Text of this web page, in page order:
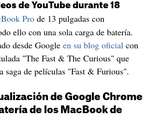
de YouTube durante 18
Prode 13 pulgadas con
ello con una sola carga de batería.
desde Google en su blog oficialcon
"The Fast & The Curious" que
saga de películas "Fast & Furious".
de Google Chrome
de los MacBook de